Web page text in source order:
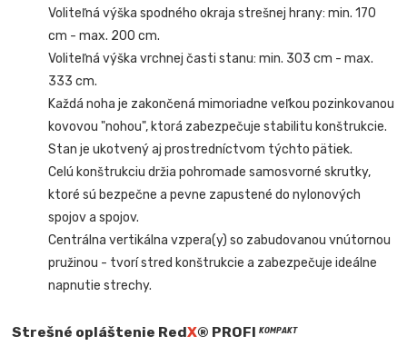
Voliteľná výška spodného okraja strešnej hrany: min. 170
cm - max. 200 cm.
Voliteľná výška vrchnej časti stanu: min. 303 cm - max.
333 cm.
Každá noha je zakončená mimoriadne veľkou pozinkovanou
kovovou "nohou", ktorá zabezpečuje stabilitu konštrukcie.
Stan je ukotvený aj prostredníctvom týchto pätiek.
Celú konštrukciu držia pohromade samosvorné skrutky,
ktoré sú bezpečne a pevne zapustené do nylonových
spojov a spojov.
Centrálna vertikálna vzpera(y) so zabudovanou vnútornou
pružinou - tvorí stred konštrukcie a zabezpečuje ideálne
napnutie strechy.
Strešné opláštenie RedX® PROFIKOMPAKT